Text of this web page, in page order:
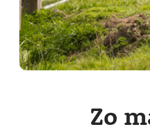
Zo